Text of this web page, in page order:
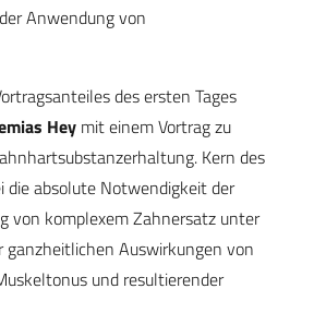
Anwendung von
des ersten Tages
Hey mit einem Vortrag zu
Kern des
die absolute Notwendigkeit der
von komplexem Zahnersatz unter
ganzheitlichen Auswirkungen von
und resultierender